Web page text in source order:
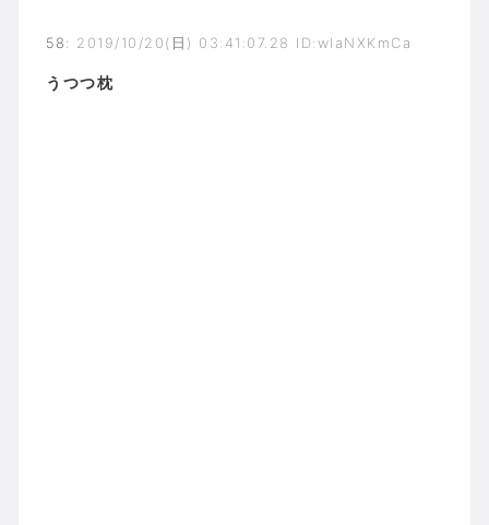
58 : 2019/10/20(日) 03:41:07.28 ID:wlaNXKmCa
うつつ枕